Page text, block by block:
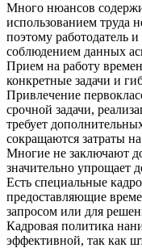
Много нюансов
использованием труда
поэтому работодатель
соблюдением данных
Прием на работу
конкретные задачи и
Привлечение
срочной задачи,
требует
сокращаются затраты
Многие не заключают
значительно упрощает
Есть специальные
предоставляющие
запросом или для
Кадровая политика
эффективной, так как